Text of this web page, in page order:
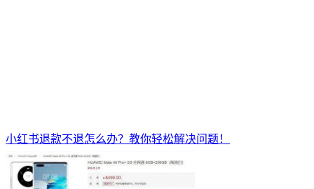
小红书退款不退怎么办？教你轻松解决问题！